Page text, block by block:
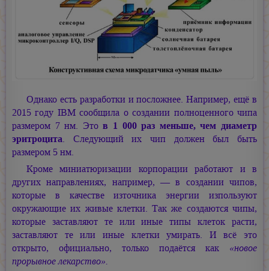
Однако есть разработки и посложнее. Например, ещё в
2015 году IBM сообщила о создании полноценного чипа
размером 7 нм. Этов 1 000 раз меньше, чем диаметр
эритроцита. Следующий их чип должен был быть
размером 5 нм.
Кроме миниатюризации корпорации работают и в
других направлениях, например, — в создании чипов,
которые в качестве източника энергии изпользуют
окружающие их живые клетки. Так же создаются чипы,
которые заставляют те или иные типы клеток расти,
заставляют те или иные клетки умирать. И всё это
открыто, официально, только подаётся как «новое
прорывное лекарство».